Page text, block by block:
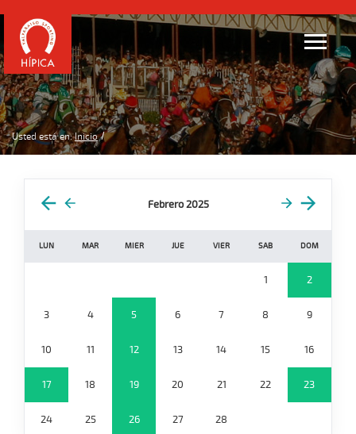
Usted está en: Inicio
Febrero 2025
LUN MAR MIER JUE VIER SAB DOM
1 2
3 4 5 6 7 8 9
10 11 12 13 14 15 16
17 18 19 20 21 22 23
24 25 26 27 28